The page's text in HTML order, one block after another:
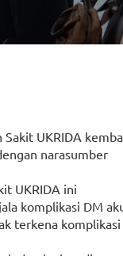
UKRIDA
narasumber
UKRIDA ini
komplikasi DM
terkena komplikasi